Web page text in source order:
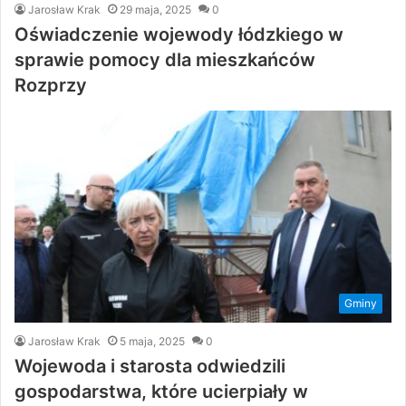
Jarosław Krak 29 maja, 2025 0
Oświadczenie wojewody łódzkiego w
sprawie pomocy dla mieszkańców
Rozprzy
Gminy
Jarosław Krak 5 maja, 2025 0
Wojewoda i starosta odwiedzili
gospodarstwa, które ucierpiały w